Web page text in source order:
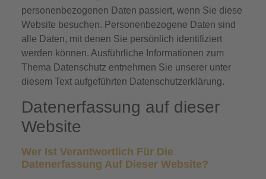
personenbezogenen Daten passiert, wenn Sie diese
Website besuchen. Personenbezogene Daten sind
alle Daten, mit denen Sie persönlich identifiziert
werden können. Ausführliche Informationen zum
Thema Datenschutz entnehmen Sie unserer unter
diesem Text aufgeführten Datenschutzerklärung.
Datenerfassung auf dieser
Website
Wer Ist Verantwortlich Für Die
Datenerfassung Auf Dieser Website?